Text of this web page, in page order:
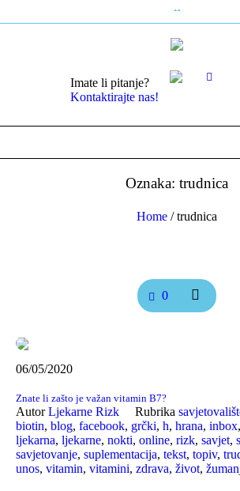
Imate li pitanje?
Kontaktirajte nas!
Oznaka: trudnica
Home /trudnica
0
06/05/2020
Znate li zašto je važan vitamin B7?
AutorLjekarne Rizk Rubrika
biotin, blog, facebook, grčki, h, hrana, inbox,
ljekarna, ljekarne, nokti, online, rizk, savjet,
savjetovanje, suplementacija, tekst, topiv,
unos, vitamin, vitamini, zdrava, život,